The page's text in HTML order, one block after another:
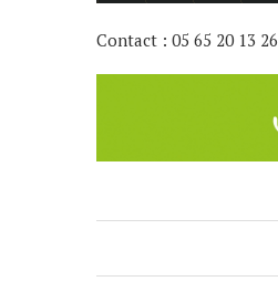
Contact : 05 65 20 13 26